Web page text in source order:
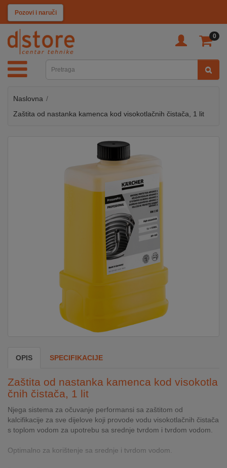
Pozovi i naruči
0
KATEGORIJE
TV
SAT
MOBILNI
UREĐAJI
SECURITY
PC
&
GAME
Naslovna
Zaštita od nastanka kamenca kod visokotlačnih čistača, 1 lit
OPIS SPECIFIKACIJE
Zaštita od nastanka kamenca kod visokotla
čnih čistača, 1 lit
Njega sistema za očuvanje performansi sa zaštitom od
kalcifikacije za sve dijelove koji provode vodu visokotlačnih čistača
s toplom vodom za upotrebu sa srednje tvrdom i tvrdom vodom.
Optimalno za korištenje sa srednje i tvrdom vodom.